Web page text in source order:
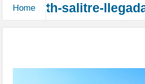
Home th-salitre-